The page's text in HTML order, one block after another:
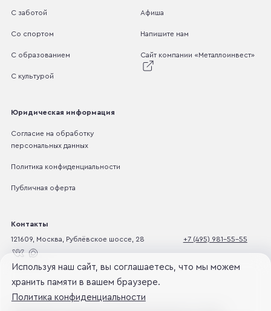
С заботой
Со спортом
С образованием
С культурой
Афиша
Напишите нам
Сайт компании «Металлоинвест»
Юридическая информация
Согласие на обработку
персональных данных
Политика конфиденциальности
Публичная оферта
Контакты
121609, Москва, Рублёвское шоссе, 28 +7 (495) 981-55-55
Используя наш сайт, вы соглашаетесь, что мы можем
хранить памяти в вашем браузере.
Политика конфиденциальности